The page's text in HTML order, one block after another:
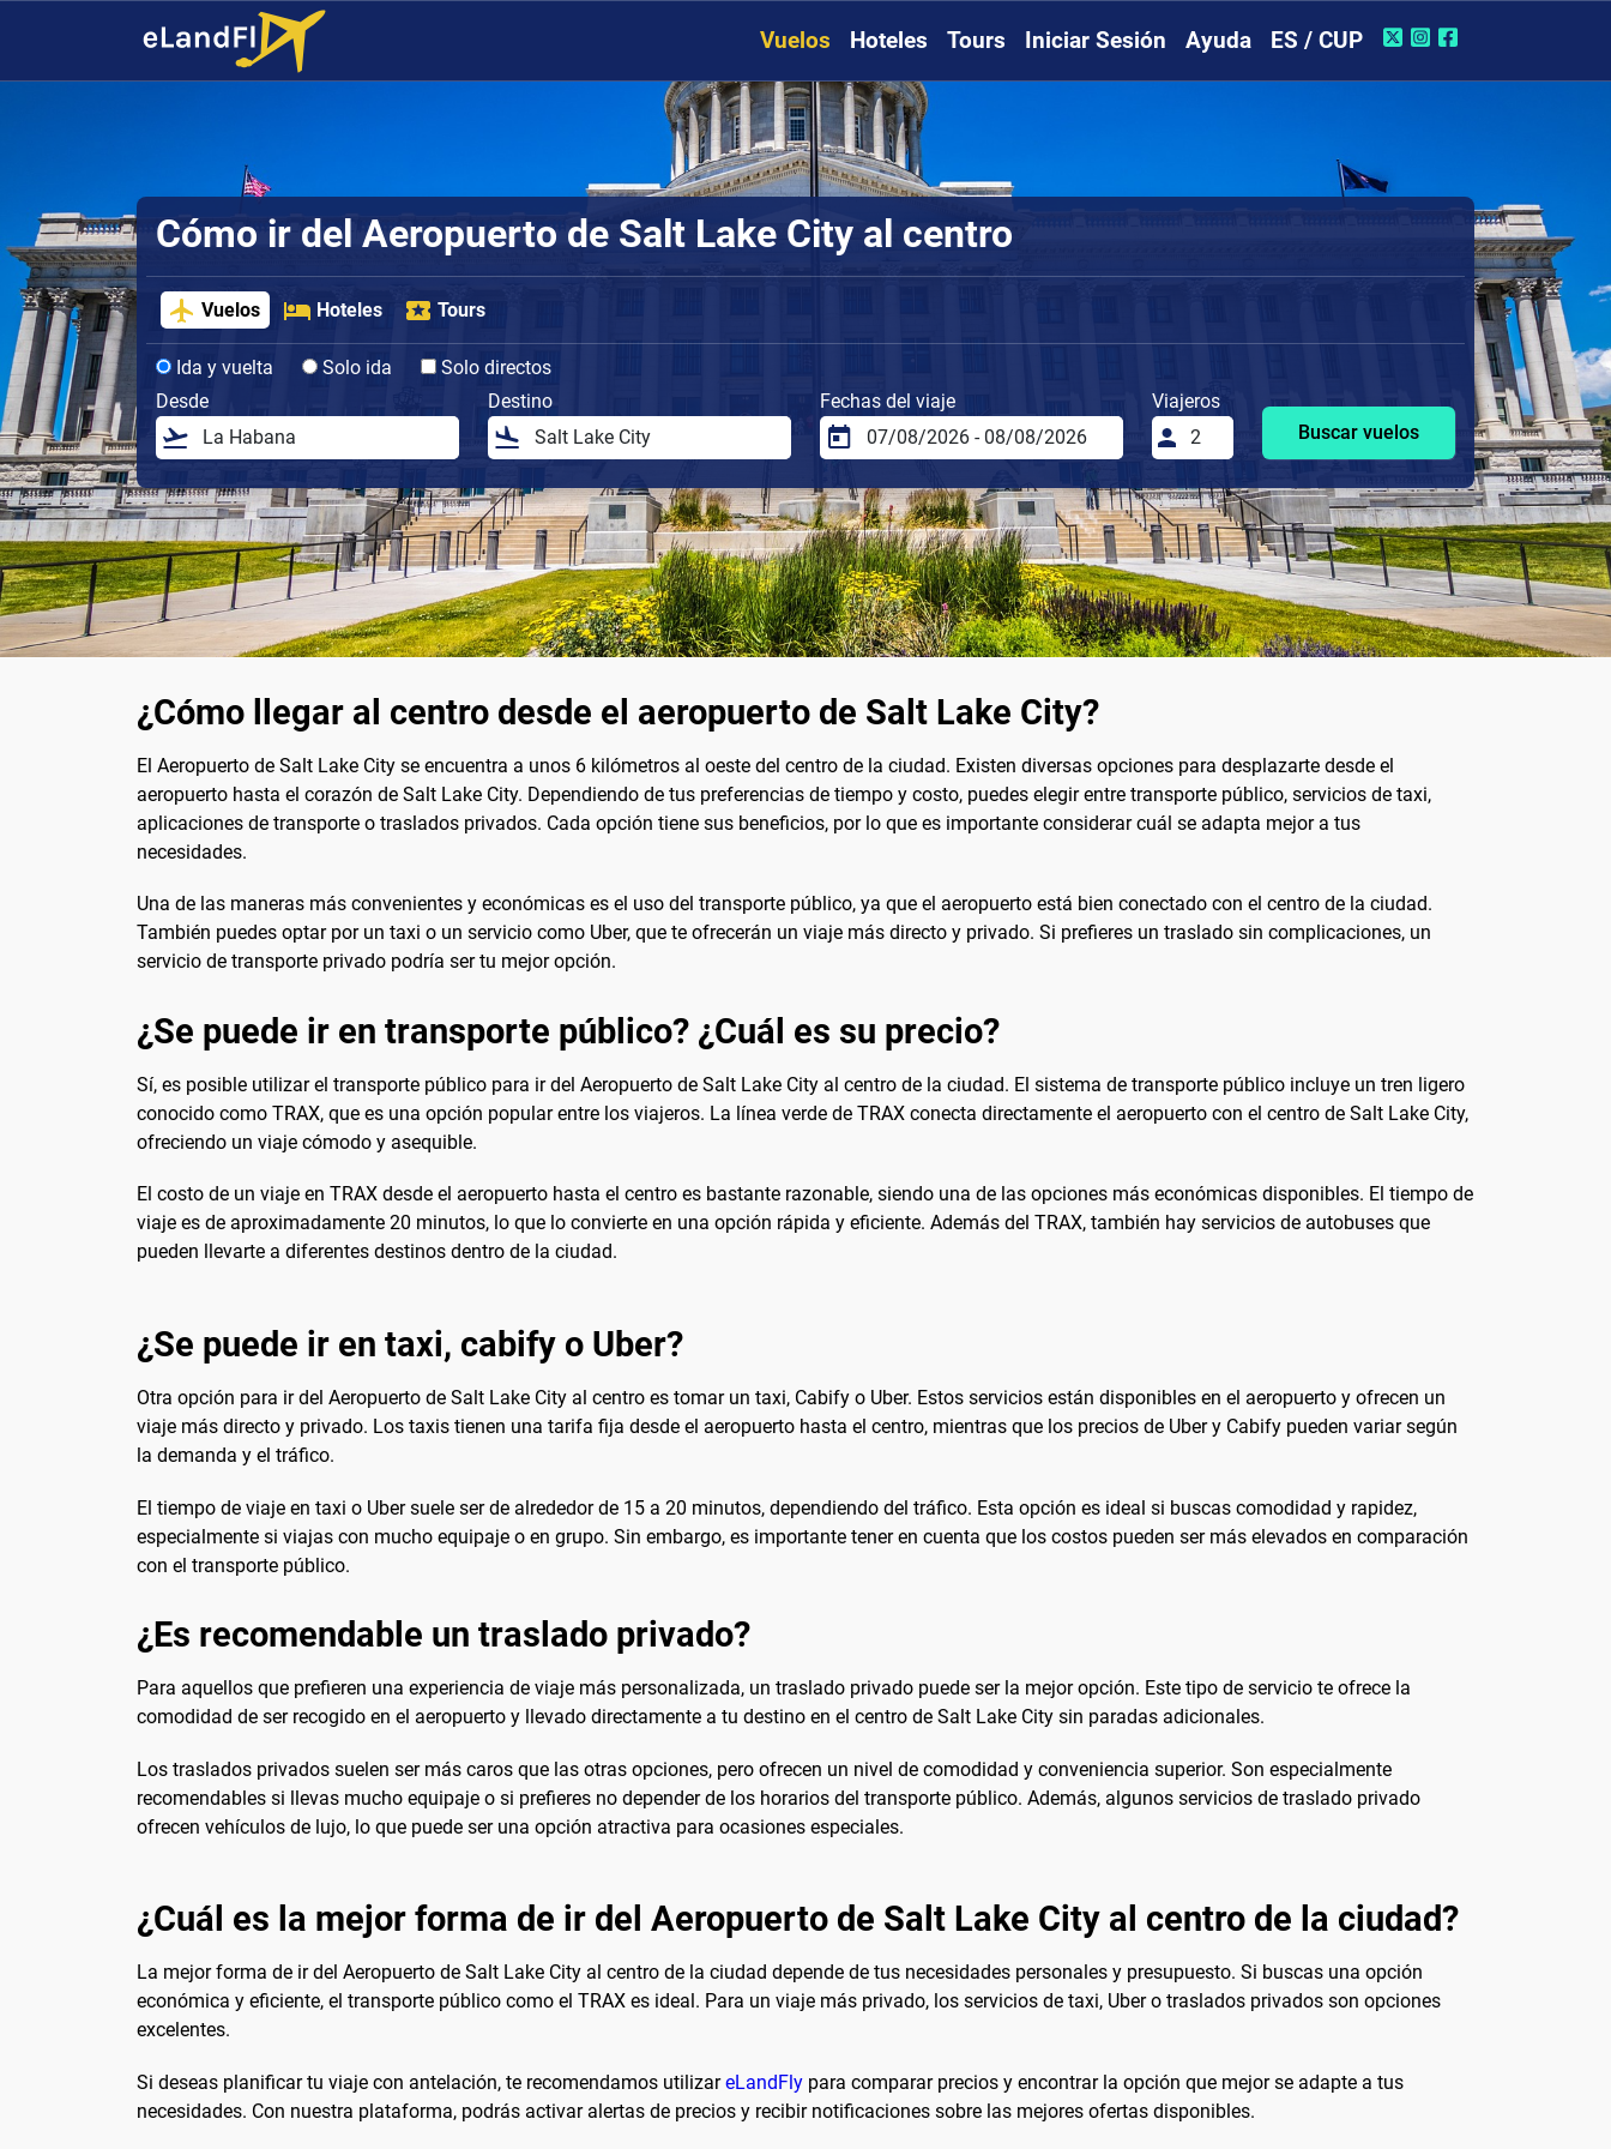
Vuelos Hoteles Tours Iniciar Sesión Ayuda ES / CUP
Cómo ir del Aeropuerto de Salt Lake City al centro
Vuelos Hoteles Tours
Ida y vuelta Solo ida
Solo directos
Desde
Destino Fechas del viaje
Viajeros
Buscar vuelos
¿Cómo llegar al centro desde el aeropuerto de Salt Lake City?
El Aeropuerto de Salt Lake City se encuentra a unos 6 kilómetros al oeste del centro de la ciudad. Existen diversas opciones para desplazarte desde el
aeropuerto hasta el corazón de Salt Lake City. Dependiendo de tus preferencias de tiempo y costo, puedes elegir entre transporte público, servicios de taxi,
aplicaciones de transporte o traslados privados. Cada opción tiene sus beneficios, por lo que es importante considerar cuál se adapta mejor a tus
necesidades.
Una de las maneras más convenientes y económicas es el uso del transporte público, ya que el aeropuerto está bien conectado con el centro de la ciudad.
También puedes optar por un taxi o un servicio como Uber, que te ofrecerán un viaje más directo y privado. Si prefieres un traslado sin complicaciones, un
servicio de transporte privado podría ser tu mejor opción.
¿Se puede ir en transporte público? ¿Cuál es su precio?
Sí, es posible utilizar el transporte público para ir del Aeropuerto de Salt Lake City al centro de la ciudad. El sistema de transporte público incluye un tren ligero
conocido como TRAX, que es una opción popular entre los viajeros. La línea verde de TRAX conecta directamente el aeropuerto con el centro de Salt Lake City,
ofreciendo un viaje cómodo y asequible.
El costo de un viaje en TRAX desde el aeropuerto hasta el centro es bastante razonable, siendo una de las opciones más económicas disponibles. El tiempo de
viaje es de aproximadamente 20 minutos, lo que lo convierte en una opción rápida y eficiente. Además del TRAX, también hay servicios de autobuses que
pueden llevarte a diferentes destinos dentro de la ciudad.
¿Se puede ir en taxi, cabify o Uber?
Otra opción para ir del Aeropuerto de Salt Lake City al centro es tomar un taxi, Cabify o Uber. Estos servicios están disponibles en el aeropuerto y ofrecen un
viaje más directo y privado. Los taxis tienen una tarifa fija desde el aeropuerto hasta el centro, mientras que los precios de Uber y Cabify pueden variar según
la demanda y el tráfico.
El tiempo de viaje en taxi o Uber suele ser de alrededor de 15 a 20 minutos, dependiendo del tráfico. Esta opción es ideal si buscas comodidad y rapidez,
especialmente si viajas con mucho equipaje o en grupo. Sin embargo, es importante tener en cuenta que los costos pueden ser más elevados en comparación
con el transporte público.
¿Es recomendable un traslado privado?
Para aquellos que prefieren una experiencia de viaje más personalizada, un traslado privado puede ser la mejor opción. Este tipo de servicio te ofrece la
comodidad de ser recogido en el aeropuerto y llevado directamente a tu destino en el centro de Salt Lake City sin paradas adicionales.
Los traslados privados suelen ser más caros que las otras opciones, pero ofrecen un nivel de comodidad y conveniencia superior. Son especialmente
recomendables si llevas mucho equipaje o si prefieres no depender de los horarios del transporte público. Además, algunos servicios de traslado privado
ofrecen vehículos de lujo, lo que puede ser una opción atractiva para ocasiones especiales.
¿Cuál es la mejor forma de ir del Aeropuerto de Salt Lake City al centro de la ciudad?
La mejor forma de ir del Aeropuerto de Salt Lake City al centro de la ciudad depende de tus necesidades personales y presupuesto. Si buscas una opción
económica y eficiente, el transporte público como el TRAX es ideal. Para un viaje más privado, los servicios de taxi, Uber o traslados privados son opciones
excelentes.
Si deseas planificar tu viaje con antelación, te recomendamos utilizareLandFly para comparar precios y encontrar la opción que mejor se adapte a tus
necesidades. Con nuestra plataforma, podrás activar alertas de precios y recibir notificaciones sobre las mejores ofertas disponibles.